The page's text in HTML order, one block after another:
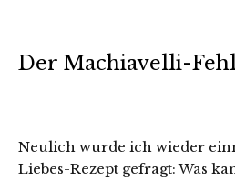
Der Machiavelli-
Neulich wurde ich wieder
Liebes-Rezept gefragt: Was